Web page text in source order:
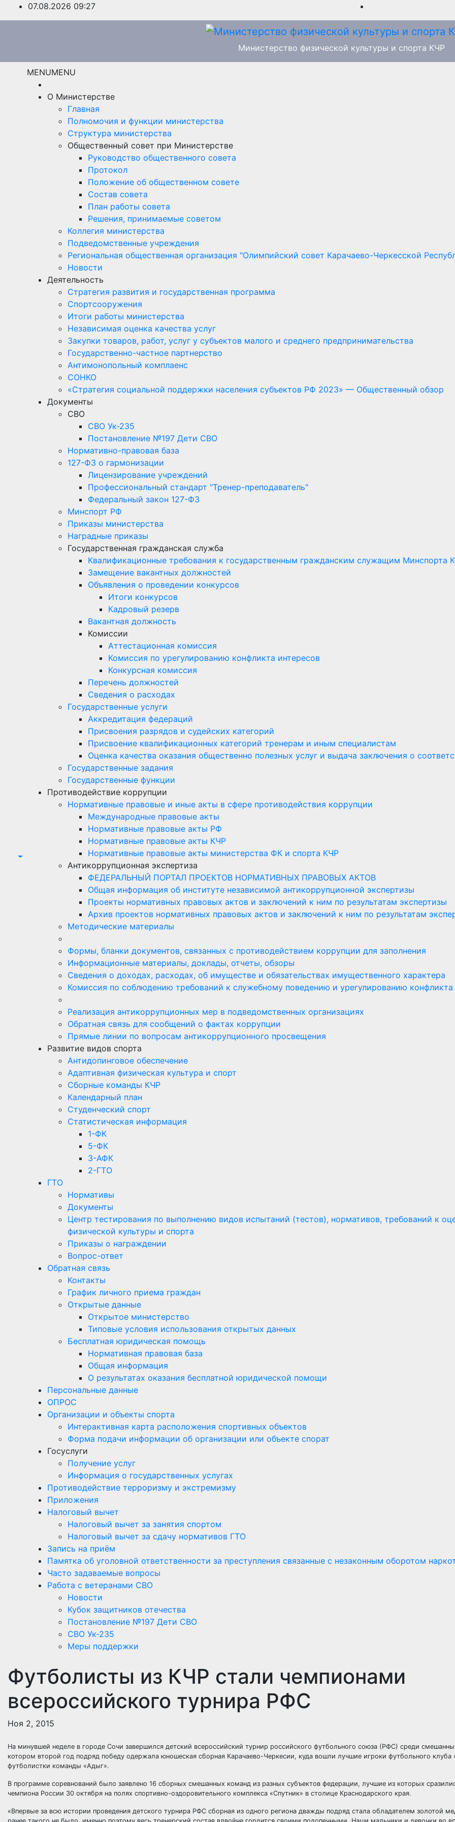
Перейти
к
07.08.2026 09:27
Министерство физической культуры и спорта КЧР
MENUMENU
О Министерстве
Главная
Полномочия и функции министерства
Структура министерства
Общественный совет при Министерстве
Руководство общественного совета
Протокол
Положение об общественном совете
Состав совета
План работы совета
Решения, принимаемые советом
Коллегия министерства
Подведомственные учреждения
Региональная общественная организация "Олимпийский совет Карачаево-Черкесской
Новости
Деятельность
Стратегия развития и государственная программа
Спортсооружения
Итоги работы министерства
Независимая оценка качества услуг
Закупки товаров, работ, услуг у субъектов малого и среднего предпринимательства
Государственно-частное партнерство
Антимонопольный комплаенс
СОНКО
«Стратегия социальной поддержки населения субъектов РФ 2023» — Общественный обзор
Документы
СВО
СВО Ук-235
Постановление №197 Дети СВО
Нормативно-правовая база
127-ФЗ о гармонизации
Лицензирование учреждений
Профессиональный стандарт "Тренер-преподаватель"
Федеральный закон 127-ФЗ
Минспорт РФ
Приказы министерства
Наградные приказы
Государственная гражданская служба
Квалификационные требования к государственным гражданским служащим Минспорта
Замещение вакантных должностей
Объявления о проведении конкурсов
Итоги конкурсов
Кадровый резерв
Вакантная должность
Комиссии
Аттестационная комиссия
Комиссия по урегулированию конфликта интересов
Конкурсная комиссия
Перечень должностей
Сведения о расходах
Государственные услуги
Аккредитация федераций
Присвоения разрядов и судейских категорий
Присвоение квалификационных категорий тренерам и иным специалистам
Оценка качества оказания общественно полезных услуг и выдача заключения о
Государственные задания
Государственные функции
Противодействие коррупции
Нормативные правовые и иные акты в сфере противодействия коррупции
Международные правовые акты
Нормативные правовые акты РФ
Нормативные правовые акты КЧР
Нормативные правовые акты министерства ФК и спорта КЧР
Антикоррупционная экспертиза
ФЕДЕРАЛЬНЫЙ ПОРТАЛ ПРОЕКТОВ НОРМАТИВНЫХ ПРАВОВЫХ АКТОВ
Общая информация об институте независимой антикоррупционной экспертизы
Проекты нормативных правовых актов и заключений к ним по результатам экспертизы
Архив проектов нормативных правовых актов и заключений к ним по результатам
Методические материалы
Формы, бланки документов, связанных с противодействием коррупции для заполнения
Информационные материалы, доклады, отчеты, обзоры
Сведения о доходах, расходах, об имуществе и обязательствах имущественного характера
Комиссия по соблюдению требований к служебному поведению и урегулированию конфликта
Реализация антикоррупционных мер в подведомственных организациях
Обратная связь для сообщений о фактах коррупции
Прямые линии по вопросам антикоррупционного просвещения
Развитие видов спорта
Антидопинговое обеспечение
Адаптивная физическая культура и спорт
Сборные команды КЧР
Календарный план
Студенческий спорт
Статистическая информация
1-ФК
5-ФК
3-АФК
2-ГТО
ГТО
Нормативы
Документы
Центр тестирования по выполнению видов испытаний (тестов), нормативов, требований к
физической культуры и спорта
Приказы о награждении
Вопрос-ответ
Обратная связь
Контакты
График личного приема граждан
Открытые данные
Открытое министерство
Типовые условия использования открытых данных
Бесплатная юридическая помощь
Нормативная правовая база
Общая информация
О результатах оказания бесплатной юридической помощи
Персональные данные
ОПРОС
Организации и объекты спорта
Интерактивная карта расположения спортивных объектов
Форма подачи информации об организации или объекте спорат
Госуслуги
Получение услуг
Информация о государственных услугах
Противодействие терроризму и экстремизму
Приложения
Налоговый вычет
Налоговый вычет за занятия спортом
Налоговый вычет за сдачу нормативов ГТО
Запись на приём
Памятка об уголовной ответственности за преступления связанные с незаконным оборотом
Часто задаваемые вопросы
Работа с ветеранами СВО
Новости
Кубок защитников отечества
Постановление №197 Дети СВО
СВО Ук-235
Меры поддержки
Футболисты из КЧР стали чемпионами
всероссийского турнира РФС
Ноя 2, 2015
На минувшей неделе в городе Сочи завершился детский всероссийский турнир российского футбольного союза (РФС) среди
котором второй год подряд победу одержала юношеская сборная Карачаево-Черкесии, куда вошли лучшие игроки футбольного клуба
футболистки команды «Адыг».
В программе соревнований было заявлено 16 сборных смешанных команд из разных субъектов федерации, лучшие из которых
чемпиона России 30 октября на полях спортивно-оздоровительного комплекса «Спутник» в столице Краснодарского края.
«Впервые за всю истории проведения детского турнира РФС сборная из одного региона дважды подряд стала обладателем золотой